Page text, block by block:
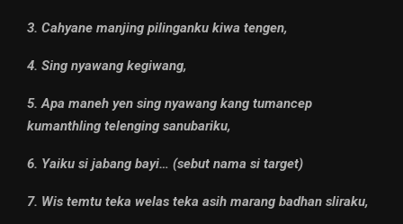
3. Cahyane manjing pilinganku kiwa tengen,
4. Sing nyawang kegiwang,
5. Apa maneh yen sing nyawang kang tumancep
kumanthling telenging sanubariku,
6. Yaiku si jabang bayi… (sebut nama si target)
7. Wis temtu teka welas teka asih marang badhan sliraku,